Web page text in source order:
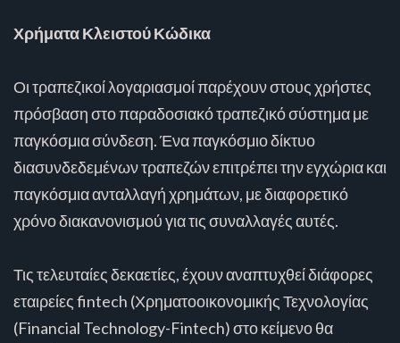
Χρήματα Κλειστού Κώδικα
Οι τραπεζικοί λογαριασμοί παρέχουν στους χρήστες
πρόσβαση στο παραδοσιακό τραπεζικό σύστημα με
παγκόσμια σύνδεση. Ένα παγκόσμιο δίκτυο
διασυνδεδεμένων τραπεζών επιτρέπει την εγχώρια και
παγκόσμια ανταλλαγή χρημάτων, με διαφορετικό
χρόνο διακανονισμού για τις συναλλαγές αυτές.
Τις τελευταίες δεκαετίες, έχουν αναπτυχθεί διάφορες
εταιρείες fintech (Χρηματοοικονομικής Τεχνολογίας
(Financial Technology-Fintech) στο κείμενο θα